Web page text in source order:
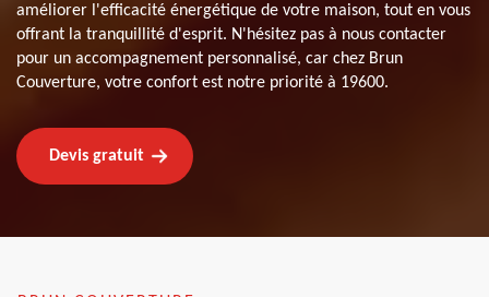
améliorer l'efficacité énergétique de votre maison, tout en vous
offrant la tranquillité d'esprit. N'hésitez pas à nous contacter
pour un accompagnement personnalisé, car chez Brun
Couverture, votre confort est notre priorité à 19600.
Devis gratuit